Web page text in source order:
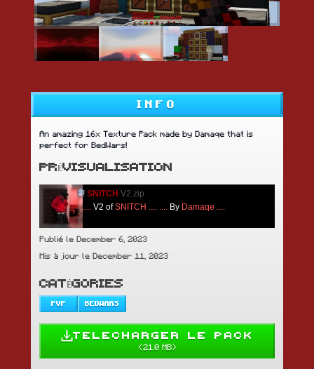
INFO
An amazing 16x Texture Pack made by Damaqe that is
perfect for BedWars!
PRÉVISUALISATION
! SNITCH V2.zip
.... V2 ofSNITCH .... .... By Damaqe ....
Publié le December 6, 2023
Mis à jour le December 11, 2023
CATÉGORIES
PVP BEDWARS
TELECHARGER LE PACK
(21.0 MB)